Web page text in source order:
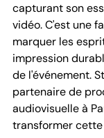
capturant son
vidéo. C'est une
marquer les
impression
de l'événement.
partenaire de
audiovisuelle à
transformer